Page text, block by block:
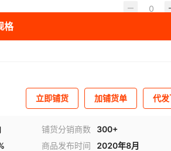
格
立即铺货 加铺货单 代
铺货分销商数
300+
商品发布时间 2020年8月